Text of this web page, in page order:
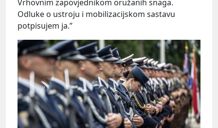
Vrhovnim zapovjednikom oružanih snaga.
Odluke o ustroju i mobilizacijskom sastavu
potpisujem ja.”